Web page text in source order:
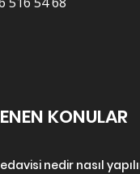
KONULAR
nedir nasıl